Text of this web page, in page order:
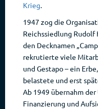
Krieg.
1947 zog die
Reichssiedlung Rudolf
den Decknamen
rekrutierte viele
und Gestapo – ein
belastete und erst
Ab 1949 übernahm
Finanzierung und